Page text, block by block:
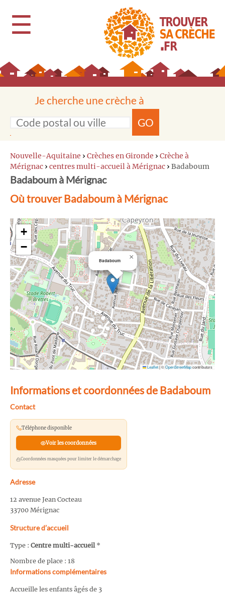
☰
Je cherche une crèche à
GO
Nouvelle-Aquitaine › Crèches en Gironde › Crèche à
Mérignac › centres multi-accueil à Mérignac › Badaboum
Badaboum à Mérignac
Où trouver Badaboum à Mérignac
Badaboum ×
+
−
Leaflet|©OpenStreetMapcontributors
Informations et coordonnées de Badaboum
Contact
Téléphone disponible
Voir les coordonnées
Coordonnées masquées pour limiter le démarchage
Adresse
12 avenue Jean Cocteau
33700 Mérignac
Structure d’accueil
Type : Centre multi-accueil*
Nombre de place : 18
Informations complémentaires
Accueille les enfants âgés de 3